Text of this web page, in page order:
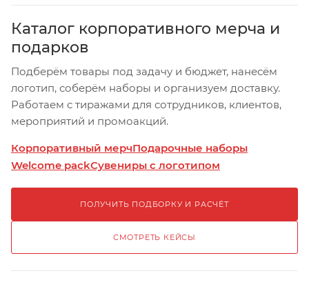
Каталог корпоративного мерча и
подарков
Подберём товары под задачу и бюджет, нанесём
логотип, соберём наборы и организуем доставку.
Работаем с тиражами для сотрудников, клиентов,
мероприятий и промоакций.
Корпоративный мерчПодарочные наборы
Welcome packСувениры с логотипом
ПОЛУЧИТЬ ПОДБОРКУ И РАСЧЁТ
СМОТРЕТЬ КЕЙСЫ